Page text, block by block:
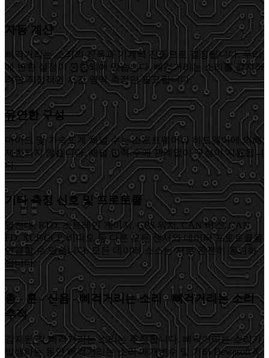
자동 계산
삐걱거리는 소리의 진폭과 기계적 진동으로 결정됩니다. 푸리
에 변환 설정이 통합되어 있습니다. 삐걱거리는 소리를 감지하
려면 직접적인 시간 영역 측정만 필요합니다.
유연한 구성
마이크 및 가속도계 채널 수는 소프트웨어나 하드웨어에 의해
제한되지 않습니다. 채널 입력 수에 관계없이 구성이 지원됩니
다.
기타 측정 신호 및 프로토콜
열전대, RTD, 스트레인 게이지, GPS 위치, CAN 버스, CAN
FD, XCP/CCP, 비디오 등 다른 모든 센서와 데이터 프로토콜을
연결할 수 있습니다. 모든 데이터 소스는 서로 완전히 동기화
됩니다.
총 - 훈 - 신음 - 삐걱거리는 소리 - 삐걱거리는 소리
추적
감지된 각 삐걱거리는 소리는 추적됩니다. 삐걱거리는 소리가
발생하는 동안 삐걱거리는 소리 매개변수 및 기타 Dewesoft X